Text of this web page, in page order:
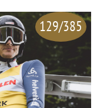
129/385